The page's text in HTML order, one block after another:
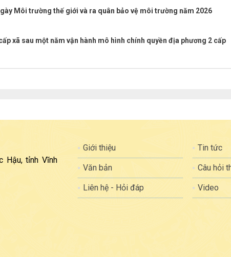
Môi trường thế giới và ra quân bảo vệ môi trường năm 2026
xã sau một năm vận hành mô hình chính quyền địa phương 2 cấp
Hậu, tỉnh Vĩnh
Giới thiệu Tin tức
Văn bản Câu hỏi
Liên hệ - Hỏi đáp Video